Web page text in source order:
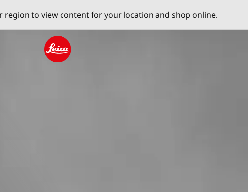
region to view content for your location and shop online.